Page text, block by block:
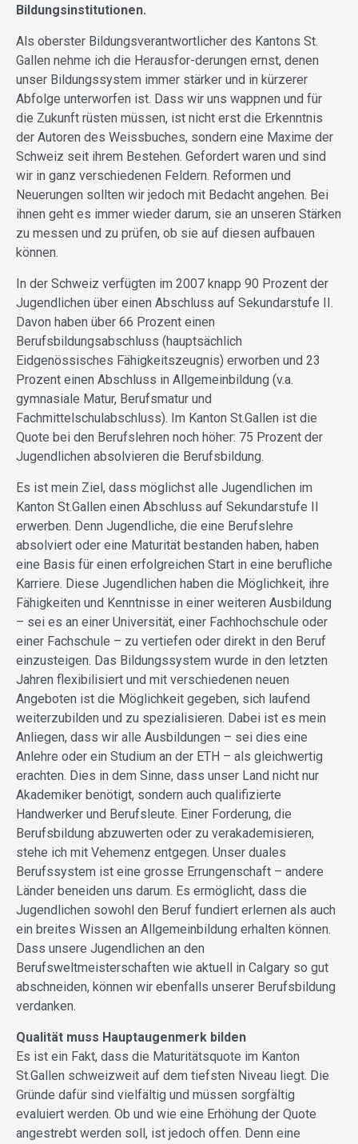
Bildungsinstitutionen.
Als oberster Bildungsverantwortlicher des Kantons St.
Gallen nehme ich die Herausfor-derungen ernst, denen
unser Bildungssystem immer stärker und in kürzerer
Abfolge unterworfen ist. Dass wir uns wappnen und für
die Zukunft rüsten müssen, ist nicht erst die Erkenntnis
der Autoren des Weissbuches, sondern eine Maxime der
Schweiz seit ihrem Bestehen. Gefordert waren und sind
wir in ganz verschiedenen Feldern. Reformen und
Neuerungen sollten wir jedoch mit Bedacht angehen. Bei
ihnen geht es immer wieder darum, sie an unseren Stärken
zu messen und zu prüfen, ob sie auf diesen aufbauen
können.
In der Schweiz verfügten im 2007 knapp 90 Prozent der
Jugendlichen über einen Abschluss auf Sekundarstufe II.
Davon haben über 66 Prozent einen
Berufsbildungsabschluss (hauptsächlich
Eidgenössisches Fähigkeitszeugnis) erworben und 23
Prozent einen Abschluss in Allgemeinbildung (v.a.
gymnasiale Matur, Berufsmatur und
Fachmittelschulabschluss). Im Kanton St.Gallen ist die
Quote bei den Berufslehren noch höher: 75 Prozent der
Jugendlichen absolvieren die Berufsbildung.
Es ist mein Ziel, dass möglichst alle Jugendlichen im
Kanton St.Gallen einen Abschluss auf Sekundarstufe II
erwerben. Denn Jugendliche, die eine Berufslehre
absolviert oder eine Maturität bestanden haben, haben
eine Basis für einen erfolgreichen Start in eine berufliche
Karriere. Diese Jugendlichen haben die Möglichkeit, ihre
Fähigkeiten und Kenntnisse in einer weiteren Ausbildung
– sei es an einer Universität, einer Fachhochschule oder
einer Fachschule – zu vertiefen oder direkt in den Beruf
einzusteigen. Das Bildungssystem wurde in den letzten
Jahren flexibilisiert und mit verschiedenen neuen
Angeboten ist die Möglichkeit gegeben, sich laufend
weiterzubilden und zu spezialisieren. Dabei ist es mein
Anliegen, dass wir alle Ausbildungen – sei dies eine
Anlehre oder ein Studium an der ETH – als gleichwertig
erachten. Dies in dem Sinne, dass unser Land nicht nur
Akademiker benötigt, sondern auch qualifizierte
Handwerker und Berufsleute. Einer Forderung, die
Berufsbildung abzuwerten oder zu verakademisieren,
stehe ich mit Vehemenz entgegen. Unser duales
Berufssystem ist eine grosse Errungenschaft – andere
Länder beneiden uns darum. Es ermöglicht, dass die
Jugendlichen sowohl den Beruf fundiert erlernen als auch
ein breites Wissen an Allgemeinbildung erhalten können.
Dass unsere Jugendlichen an den
Berufsweltmeisterschaften wie aktuell in Calgary so gut
abschneiden, können wir ebenfalls unserer Berufsbildung
verdanken.
Qualität muss Hauptaugenmerk bilden
Es ist ein Fakt, dass die Maturitätsquote im Kanton
St.Gallen schweizweit auf dem tiefsten Niveau liegt. Die
Gründe dafür sind vielfältig und müssen sorgfältig
evaluiert werden. Ob und wie eine Erhöhung der Quote
angestrebt werden soll, ist jedoch offen. Denn eine